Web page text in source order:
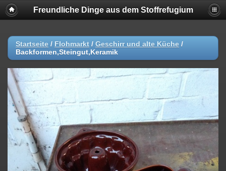
Freundliche Dinge aus dem Stoffrefugium
Startseite / Flohmarkt / Geschirr und alte Küche /
Backformen,Steingut,Keramik